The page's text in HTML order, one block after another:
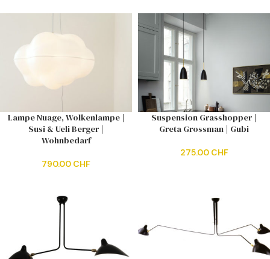
Lampe Nuage, Wolkenlampe |
Susi & Ueli Berger |
Wohnbedarf
790.00 CHF
Suspension Grasshopper |
Greta Grossman | Gubi
275.00 CHF